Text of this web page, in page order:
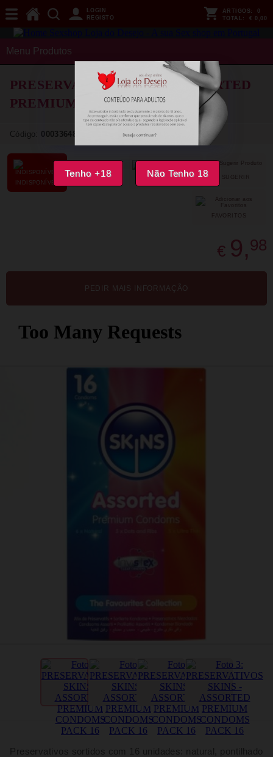
Tenho +18 Não Tenho 18
LOGIN
REGISTO
ARTIGOS:
0
TOTAL: € 0,00
Menu Produtos
PRESERVATIVOS SKINS - ASSORTED
PREMIUM CONDOMS PACK 16
Código: 00033648
INDISPONÍVEL
SUGERIR
FAVORITOS
€ 9,98
PEDIR MAIS INFORMAÇÃO
Preservativos sortidos com 16 unidades: natural, pontilhado